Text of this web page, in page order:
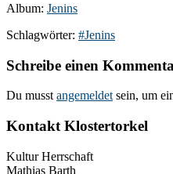
Album: Jenins
Schlagwörter: #Jenins
Schreibe einen
Du musst angemeldet sein, um
Kontakt Klostertorkel
Kultur Herrschaft
Mathias Barth